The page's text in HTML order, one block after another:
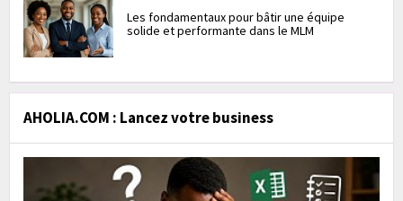
Les fondamentaux pour bâtir une équipe
solide et performante dans le MLM
AHOLIA.COM : Lancez votre business